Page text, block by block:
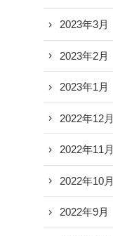
2023年3月
2023年2月
2023年1月
2022年12月
2022年11月
2022年10月
2022年9月